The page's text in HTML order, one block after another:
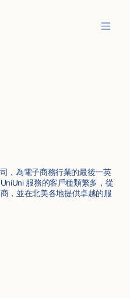
，為電子商務行業的最後一英
服務的客戶種類繁多，從
，並在北美各地提供卓越的服